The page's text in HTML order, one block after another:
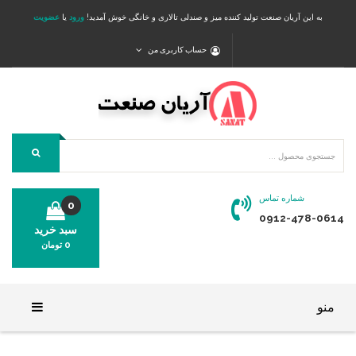
به این آریان صنعت تولید کننده میز و صندلی تالاری و خانگی خوش آمدید! ورود یا عضویت
حساب کاربری من
شماره تماس
0912-478-0614
سبد خرید
0
0 تومان
منو